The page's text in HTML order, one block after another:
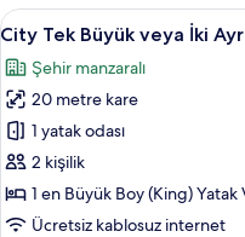
fazla
detay
City
Tek
Büyük
veya
İki
Ayrı
Yataklı
Oda
4
City Tek Büyük veya İki
Şehir manzaralı
20 metre kare
1 yatak odası
2 kişilik
1 en Büyük Boy (King) Yatak
Ücretsiz kablosuz internet